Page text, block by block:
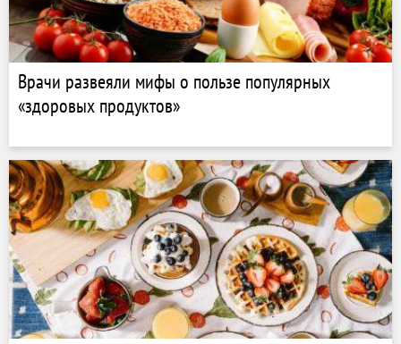
Врачи развеяли мифы о пользе популярных
«здоровых продуктов»